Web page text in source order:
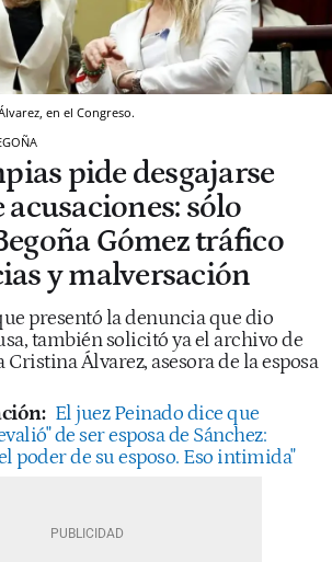
en el Congreso.
pide desgajarse
acusaciones: sólo
Gómez tráfico
y malversación
presentó la denuncia que dio
también solicitó ya el archivo de
Álvarez, asesora de la esposa
El juez Peinado dice que
de ser esposa de Sánchez:
poder de su esposo. Eso intimida"